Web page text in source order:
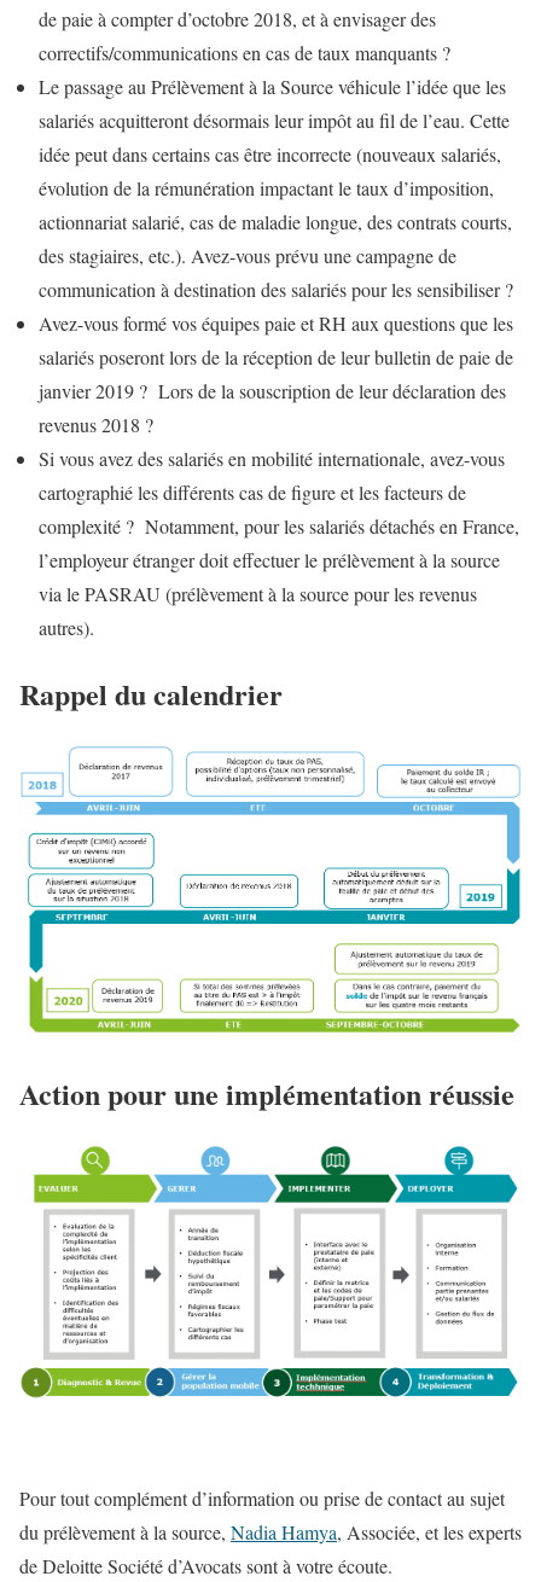
de paie à compter d’octobre 2018, et à envisager des
correctifs/communications en cas de taux manquants ?
Le passage au Prélèvement à la Source véhicule l’idée que les
salariés acquitteront désormais leur impôt au fil de l’eau. Cette
idée peut dans certains cas être incorrecte (nouveaux salariés,
évolution de la rémunération impactant le taux d’imposition,
actionnariat salarié, cas de maladie longue, des contrats courts,
des stagiaires, etc.). Avez-vous prévu une campagne de
communication à destination des salariés pour les sensibiliser ?
Avez-vous formé vos équipes paie et RH aux questions que les
salariés poseront lors de la réception de leur bulletin de paie de
janvier 2019 ? Lors de la souscription de leur déclaration des
revenus 2018 ?
Si vous avez des salariés en mobilité internationale, avez-vous
cartographié les différents cas de figure et les facteurs de
complexité ? Notamment, pour les salariés détachés en France,
l’employeur étranger doit effectuer le prélèvement à la source
via le PASRAU (prélèvement à la source pour les revenus
autres).
Rappel du calendrier
Action pour une implémentation réussie
Pour tout complément d’information ou prise de contact au sujet
du prélèvement à la source, Nadia Hamya, Associée, et les experts
de Deloitte Société d’Avocats sont à votre écoute.